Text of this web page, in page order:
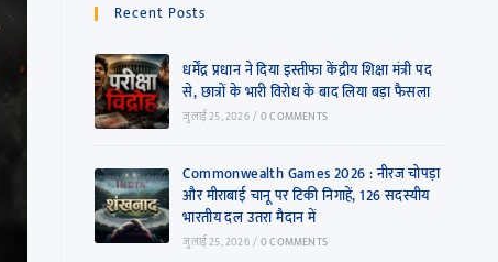
Recent Posts
धर्मेंद्र प्रधान ने दिया इस्तीफा केंद्रीय शिक्षा मंत्री पद
से, छात्रों के भारी विरोध के बाद लिया बड़ा फैसला
जुलाई 25, 2026 /0 COMMENTS
Commonwealth Games 2026 : नीरज चोपड़ा
और मीराबाई चानू पर टिकी निगाहें, 126 सदस्यीय
भारतीय दल उतरा मैदान में
जुलाई 25, 2026 /0 COMMENTS